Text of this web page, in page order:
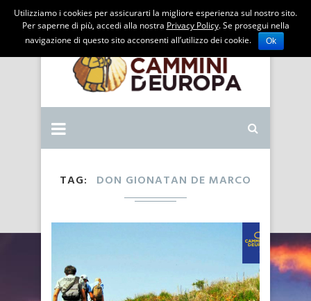
TAG DON GIONATAN DE MARCO
Utilizziamo i cookies per assicurarti la migliore esperienza sul nostro sito.
Per saperne di più, accedi alla nostra Privacy Policy. Se prosegui nella
navigazione di questo sito acconsenti all’utilizzo dei cookie.
Ok